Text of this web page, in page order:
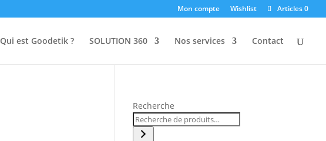
Mon compte Wishlist Articles 0
Qui est Goodetik ? SOLUTION 360 Nos services Contact
Recherche